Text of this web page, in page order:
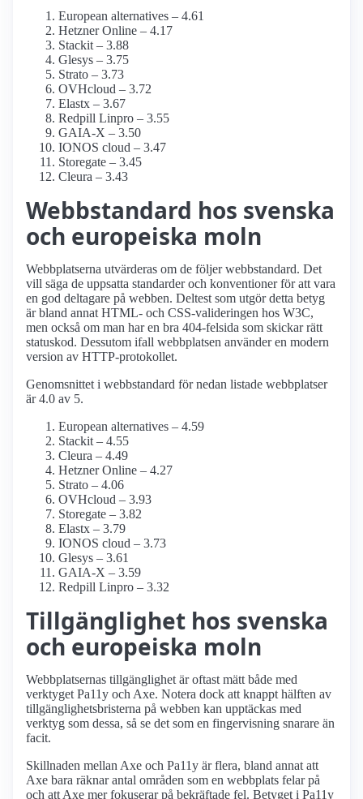
European alternatives – 4.61
Hetzner Online – 4.17
Stackit – 3.88
Glesys – 3.75
Strato – 3.73
OVHcloud – 3.72
Elastx – 3.67
Redpill Linpro – 3.55
GAIA-X – 3.50
IONOS cloud – 3.47
Storegate – 3.45
Cleura – 3.43
Webbstandard hos svenska
och europeiska moln
Webbplatserna utvärderas om de följer webbstandard. Det
vill säga de uppsatta standarder och konventioner för att vara
en god deltagare på webben. Deltest som utgör detta betyg
är bland annat HTML- och CSS-valideringen hos W3C,
men också om man har en bra 404-felsida som skickar rätt
statuskod. Dessutom ifall webbplatsen använder en modern
version av HTTP-protokollet.
Genomsnittet i webbstandard för nedan listade webbplatser
är 4.0 av 5.
European alternatives – 4.59
Stackit – 4.55
Cleura – 4.49
Hetzner Online – 4.27
Strato – 4.06
OVHcloud – 3.93
Storegate – 3.82
Elastx – 3.79
IONOS cloud – 3.73
Glesys – 3.61
GAIA-X – 3.59
Redpill Linpro – 3.32
Tillgänglighet hos svenska
och europeiska moln
Webbplatsernas tillgänglighet är oftast mätt både med
verktyget Pa11y och Axe. Notera dock att knappt hälften av
tillgänglighetsbristerna på webben kan upptäckas med
verktyg som dessa, så se det som en fingervisning snarare än
facit.
Skillnaden mellan Axe och Pa11y är flera, bland annat att
Axe bara räknar antal områden som en webbplats felar på
och att Axe mer fokuserar på bekräftade fel. Betyget i Pa11y